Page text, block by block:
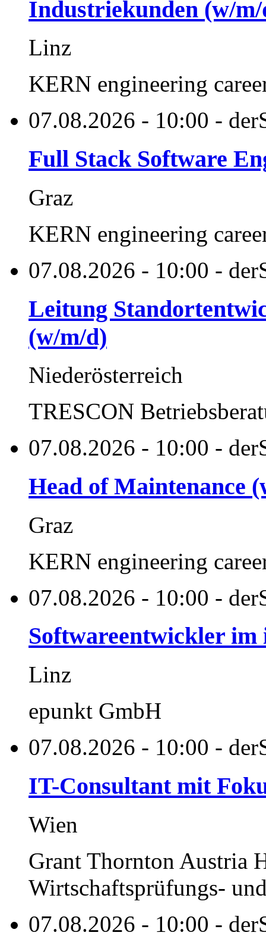
Industriekunden (w/
Linz
KERN engineering
07.08.2026 - 10:00 -
Full Stack Software
Graz
KERN engineering
07.08.2026 - 10:00 -
Leitung
(w/m/d)
Niederösterreich
TRESCON
07.08.2026 - 10:00 -
Head of Maintenance
Graz
KERN engineering
07.08.2026 - 10:00 -
Softwareentwickler
Linz
epunkt GmbH
07.08.2026 - 10:00 -
IT-Consultant mit
Wien
Grant Thornton Austria
Wirtschaftsprüfungs-
07.08.2026 - 10:00 -